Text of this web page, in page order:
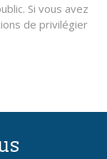
Si vous avez
de privilégier